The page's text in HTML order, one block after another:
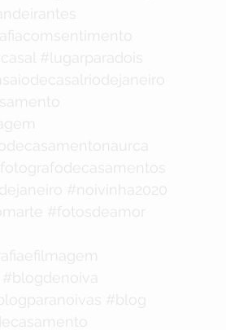
#lugarparadois
#noivinha2020
#fotosdeamor
#blogdenoiva
#blog